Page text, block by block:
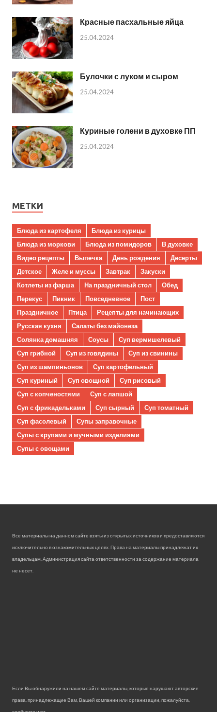
Красные пасхальные яйца
25.04.2024
Булочки с луком и сыром
25.04.2024
Куриные голени в духовке ПП
25.04.2024
МЕТКИ
Блюда из картофеля
Блюда из курицы
Блюда из моркови
Блюда из помидоров
В духовке
Видео рецепты
Выпечка День рождения
Десерты
Детское
Желе и муссы Завтрак
Закуски
Котлеты из фарша
На праздничный стол
Обед
Перекус
Пикник Повседневное
Пост
Праздничное
Птица
Рецепты для начинающих
Русская кухня
Салаты без майонеза
Солянка домашняя
Соусы
Суп вермишелевый
Суп грибной
Суп из говядины
Суп из свинины
Суп из шампиньонов
Суп картофельный
Суп куриный
Суп овощной
Суп рисовый
Суп с копченостями
Суп с лапшой
Суп с фрикадельками
Суп сырный
Суп томатный
Суп фасолевый
Супы заправочные
Супы с крупами и мучными изделиями
Супы с овощами
Все материалы на данном сайте взяты из открытых источников и предоставляются
исключительно в ознакомительных целях. Права на материалы принадлежат их
владельцам. Администрация сайта ответственности за содержание материала
не несет.
Если Вы обнаружили на нашем сайте материалы, которые нарушают авторские
права, принадлежащие Вам, Вашей компании или организации, пожалуйста,